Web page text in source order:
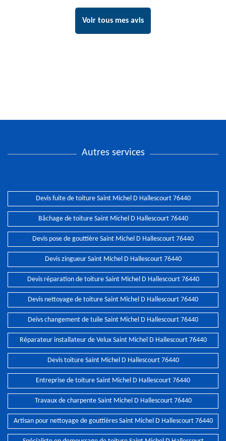
Voir tous mes avis
Autres services
Devis fuite de toiture Saint Michel D Hallescourt 76440
Bâchage de toiture Saint Michel D Hallescourt 76440
Devis pose de gouttière Saint Michel D Hallescourt 76440
Devis zingueur Saint Michel D Hallescourt 76440
Devis réparation de toiture Saint Michel D Hallescourt 76440
Devis nettoyage de toiture Saint Michel D Hallescourt 76440
Deivs changement de tuile Saint Michel D Hallescourt 76440
Réparateur installateur de Velux Saint Michel D Hallescourt 76440
Devis toiture Saint Michel D Hallescourt 76440
Entreprise de toiture Saint Michel D Hallescourt 76440
Travaux de charpente Saint Michel D Hallescourt 76440
Artisan pour nettoyage de gouttières Saint Michel D Hallescourt 76440